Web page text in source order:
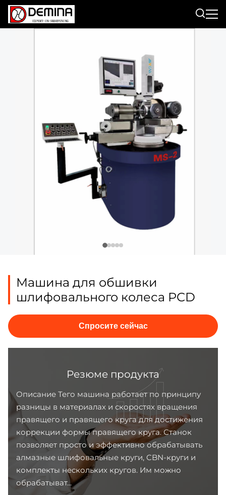
Машина для обшивки
шлифовального колеса PCD
Спросите сейчас
Резюме продукта
Описание Тего машина работает по принципу
разницы в материалах и скоростях вращения
правящего и правящего круга для достижения
коррекции формы правящего круга. Станок
позволяет просто и эффективно обрабатывать
алмазные шлифовальные круги, CBN-круги и
комплекты нескольких кругов. Им можно
обрабатыват...